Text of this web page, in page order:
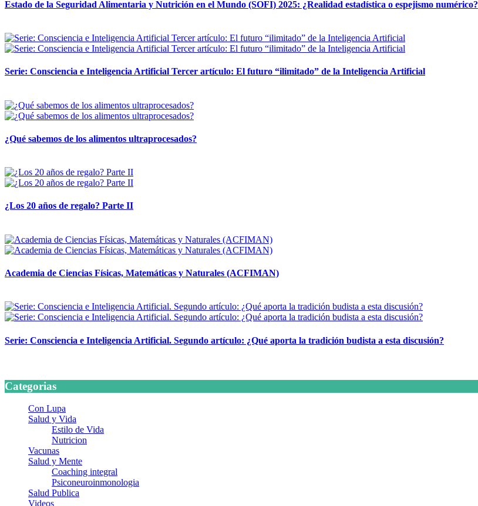
Estado de la Seguridad Alimentaria y Nutrición en el Mundo (SOFI) 2025: ¿Realidad estadística o espejismo numérico?
Serie: Consciencia e Inteligencia Artificial Tercer artículo: El futuro “ilimitado” de la Inteligencia Artificial
¿Qué sabemos de los alimentos ultraprocesados?
¿Los 20 años de regalo? Parte II
Academia de Ciencias Físicas, Matemáticas y Naturales (ACFIMAN)
Serie: Consciencia e Inteligencia Artificial. Segundo artículo: ¿Qué aporta la tradición budista a esta discusión?
Categorias
Con Lupa
Salud y Vida
Estilo de Vida
Nutricion
Vacunas
Salud y Mente
Coaching integral
Psiconeuroinmonologia
Salud Publica
Videos